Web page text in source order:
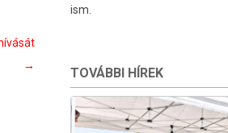
→
TOVÁBBI HÍREK